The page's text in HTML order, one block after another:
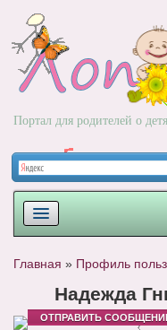
Портал для родителей о
РОДЫ
НОВОРОЖДЕННЫЙ
Главная » Профиль
Надежда
ОТПРАВИТЬ